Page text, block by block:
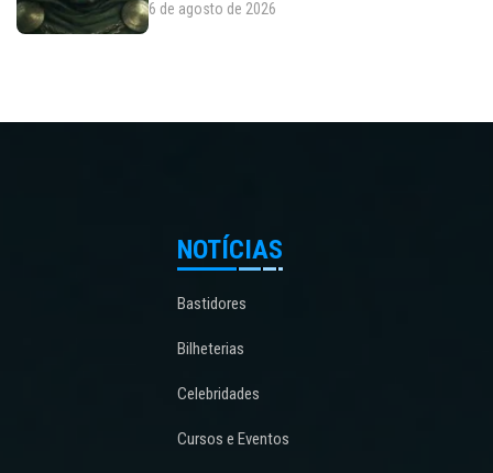
6 de agosto de 2026
NOTÍCIAS
Bastidores
Bilheterias
Celebridades
Cursos e Eventos